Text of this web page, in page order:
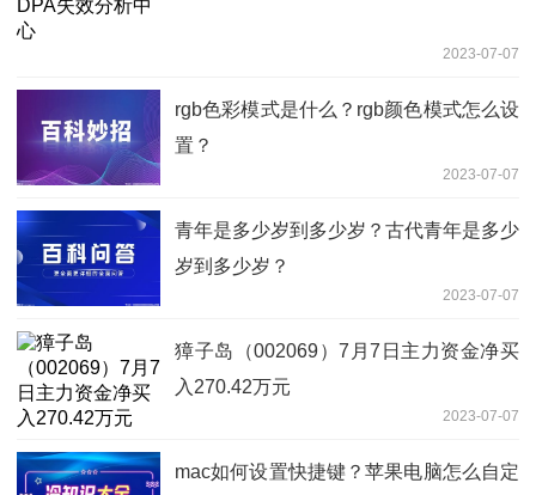
2023-07-07
rgb色彩模式是什么？rgb颜色模式怎么设
置？
2023-07-07
青年是多少岁到多少岁？古代青年是多少
岁到多少岁？
2023-07-07
獐子岛（002069）7月7日主力资金净买
入270.42万元
2023-07-07
mac如何设置快捷键？苹果电脑怎么自定